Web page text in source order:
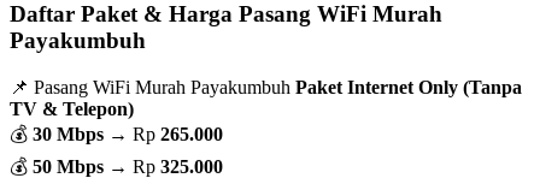
Daftar Paket & Harga Pasang WiFi Murah
Payakumbuh
📌 Pasang WiFi Murah Payakumbuh Paket Internet Only (Tanpa
TV & Telepon)
💰 30 Mbps → Rp 265.000
💰 50 Mbps → Rp 325.000